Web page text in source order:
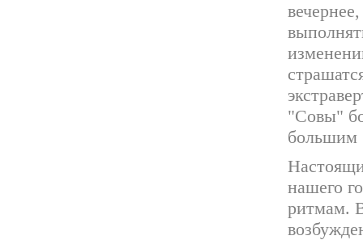
"Совы"
большим
нашего
ритмам.